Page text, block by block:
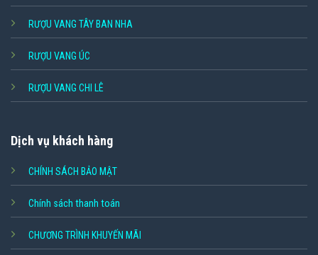
RƯỢU VANG TÂY BAN NHA
RƯỢU VANG ÚC
RƯỢU VANG CHI LÊ
Dịch vụ khách hàng
CHÍNH SÁCH BẢO MẬT
Chính sách thanh toán
CHƯƠNG TRÌNH KHUYẾN MÃI